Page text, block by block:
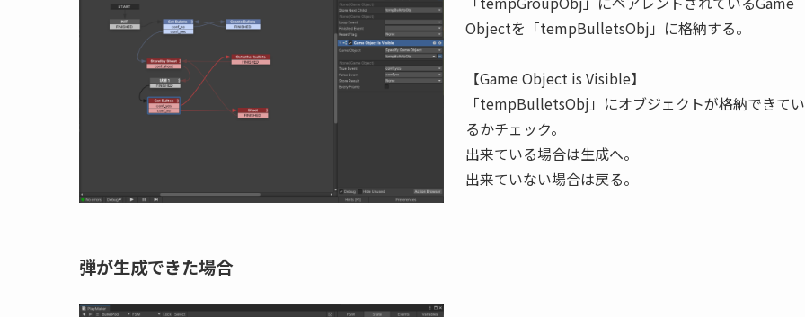
Objectを「tempBulletsObj」に格納する。
【Game Object is Visible】
「tempBulletsObj」にオブジェクトが格納できてい
るかチェック。
出来ている場合は生成へ。
出来ていない場合は戻る。
弾が生成できた場合